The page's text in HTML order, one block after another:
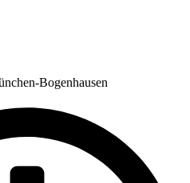
Bogenhausen